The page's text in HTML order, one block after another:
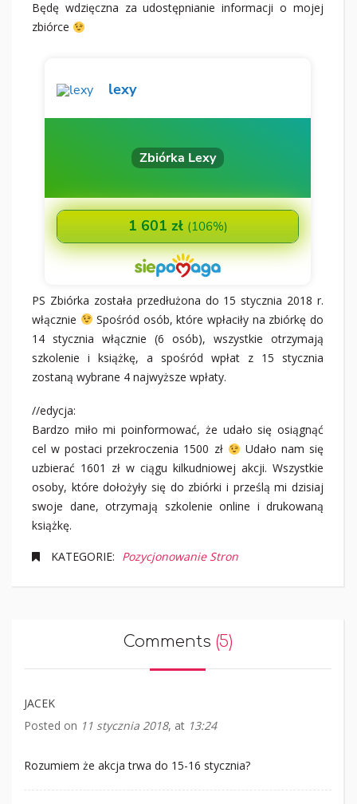
Będę wdzięczna za udostępnianie informacji o mojej
zbiórce
PS Zbiórka została przedłużona do 15 stycznia 2018 r.
włącznie
Spośród osób, które wpłaciły na zbiórkę do
14 stycznia włącznie (6 osób), wszystkie otrzymają
szkolenie i książkę, a spośród wpłat z 15 stycznia
zostaną wybrane 4 najwyższe wpłaty.
//edycja:
Bardzo miło mi poinformować, że udało się osiągnąć
cel w postaci przekroczenia 1500 zł
Udało nam się
uzbierać 1601 zł w ciągu kilkudniowej akcji. Wszystkie
osoby, które dołożyły się do zbiórki i prześlą mi dzisiaj
swoje dane, otrzymają szkolenie online i drukowaną
książkę.
KATEGORIE: Pozycjonowanie Stron
Comments (5)
JACEK
Posted on 11 stycznia 2018 at 13:24
Rozumiem że akcja trwa do 15-16 stycznia?